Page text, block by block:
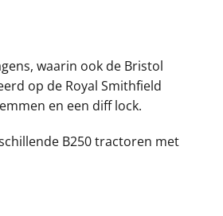
waarin ook de Bristol
op de Royal Smithfield
en een diff lock.
B250 tractoren met